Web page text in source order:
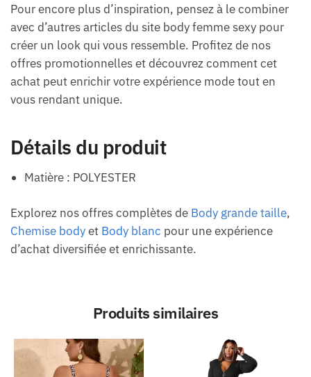
Pour encore plus d’inspiration, pensez à le combiner
avec d’autres articles du site body femme sexy pour
créer un look qui vous ressemble. Profitez de nos
offres promotionnelles et découvrez comment cet
achat peut enrichir votre expérience mode tout en
vous rendant unique.
Détails du produit
Matière : POLYESTER
Explorez nos offres complètes de Body grande taille,
Chemise bodyet Body blanc pour une expérience
d’achat diversifiée et enrichissante.
Produits similaires